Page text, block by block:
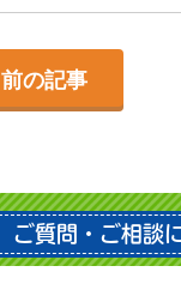
前の記事
ご質問・ご相談